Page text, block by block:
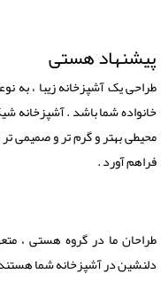
پیشنهاد هستی
طراحی یک آشپزخانه زیبا ، به
خانواده شما باشد . آشپزخانه
محیطی بهتر و گرم تر و صمیمی
فراهم آورد .
طراحان ما در گروه هستی ،
دلنشین در آشپزخانه شما هستند